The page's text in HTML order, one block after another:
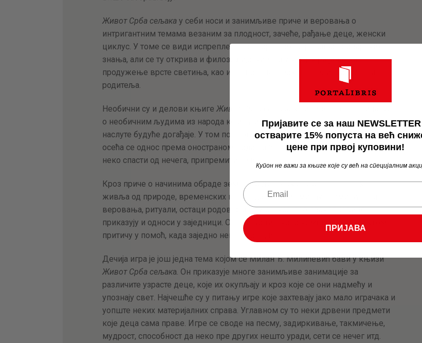
Живот Срба сељакау себи носи и занимљиве приче и веровања о
интригантним темама везаним за плодност, зачеће, рађање деце, женски
циклус. У томе се види испреплетеност народних веровања, траварских
знања, али се ту открива и филозофија живота у којој је рађање као
продужење врсте светиња, као и остварење сваког појединца у улози
родитеља.
Необични су и делови књиге Живот Срба сељака
о необичним људима из народа који су имали дар или вештину да некоме
наслуте будуће догађаје. У том поштовању према таквим појединцима
осећа се однос према оностраном, нада да ће се, када се зна будућност,
неко спасти од нечега, припремити се итд.
Кроз приче о начинима обраде земље види се јака зависност сеоског
живља од природе, временских непогода… У том смислу спомињу се и
веровања, ритуали, остаци родоверја, али се, као део свакодневице
приказују и односи у заједници. Оне ситуације када комшије један другом
притичу у помоћ, када заједно нешто раде, итд.
Дечија игра је још једна тема којом се Милан Ђ. Милићевић бави у књизи
Живот Срба сељака. Он приказује многе занимљиве занимације за
различите узрасте деце, које их окупљају и кроз које се они надмећу и
упознају свет. Најчешће су у питању игре које захтевају јако мало играчака и
уопште неких материјалних справа. Углавном су то неки дрвени предмети
које деца сама праве. Игре се своде на песму, задиркивање, такмичење,
мудрост, способност да неко пре других нешто уради, сети се нечег итд.
Пријавите се за наш
остварите 15% попуста на већ
цене при првој куповини!
Купон не важи за књиге које су већ на специјалним
ПРИЈАВА